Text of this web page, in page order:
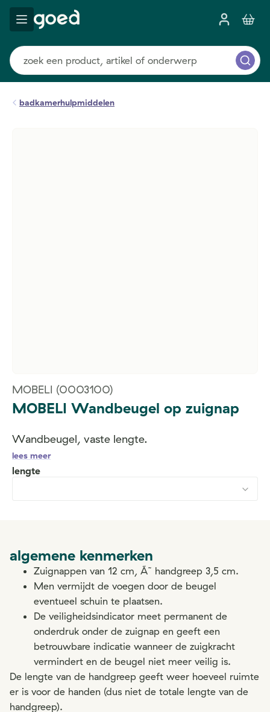
badkamerhulpmiddelen
MOBELI (0003100)
MOBELI Wandbeugel op zuignap
Wandbeugel, vaste lengte.
lees meer
lengte
algemene kenmerken
Zuignappen van 12 cm, Ã˜ handgreep 3,5 cm.
Men vermijdt de voegen door de beugel
eventueel schuin te plaatsen.
De veiligheidsindicator meet permanent de
onderdruk onder de zuignap en geeft een
betrouwbare indicatie wanneer de zuigkracht
vermindert en de beugel niet meer veilig is.
De lengte van de handgreep geeft weer hoeveel ruimte
er is voor de handen (dus niet de totale lengte van de
handgreep).